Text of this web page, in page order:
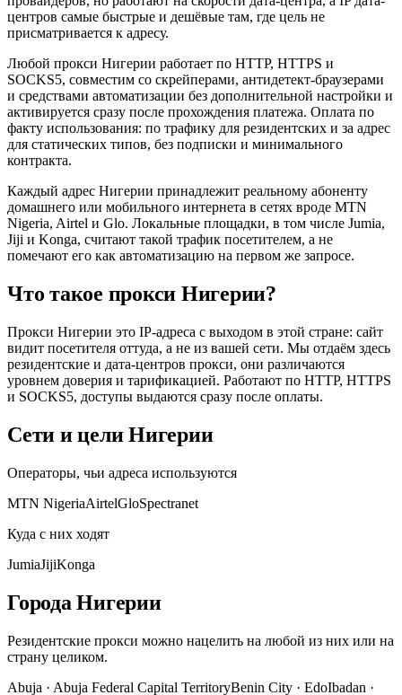
центров самые быстрые и дешёвые там, где цель не
присматривается к адресу.
Любой прокси Нигерии работает по HTTP, HTTPS и
SOCKS5, совместим со скрейперами, антидетект-браузерами
и средствами автоматизации без дополнительной настройки и
активируется сразу после прохождения платежа. Оплата по
факту использования: по трафику для резидентских и за адрес
для статических типов, без подписки и минимального
контракта.
Каждый адрес Нигерии принадлежит реальному абоненту
домашнего или мобильного интернета в сетях вроде MTN
Nigeria, Airtel и Glo. Локальные площадки, в том числе Jumia,
Jiji и Konga, считают такой трафик посетителем, а не
помечают его как автоматизацию на первом же запросе.
Что такое прокси Нигерии?
Прокси Нигерии это IP-адреса с выходом в этой стране: сайт
видит посетителя оттуда, а не из вашей сети. Мы отдаём здесь
резидентские и дата-центров прокси, они различаются
уровнем доверия и тарификацией. Работают по HTTP, HTTPS
и SOCKS5, доступы выдаются сразу после оплаты.
Сети и цели Нигерии
Операторы, чьи адреса используются
MTN NigeriaAirtelGloSpectranet
Куда с них ходят
JumiaJijiKonga
Города Нигерии
Резидентские прокси можно нацелить на любой из них или на
страну целиком.
Abuja · Abuja Federal Capital TerritoryBenin City · EdoIbadan ·